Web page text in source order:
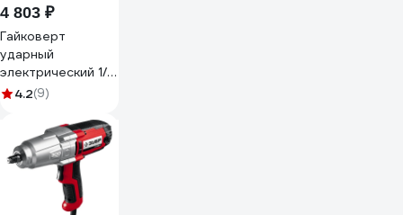
4 803 ₽
Гайковерт
ударный
электрический 1/2
450Вт Scheppach
IW550S(65918)
4.2(9)